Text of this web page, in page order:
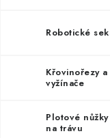
KONTAKTY
JAK NAKUPOVAT
ODSTOUPENÍ OD
Robotické
Křovinořezy a
vyžínače
Plotové
na trávu